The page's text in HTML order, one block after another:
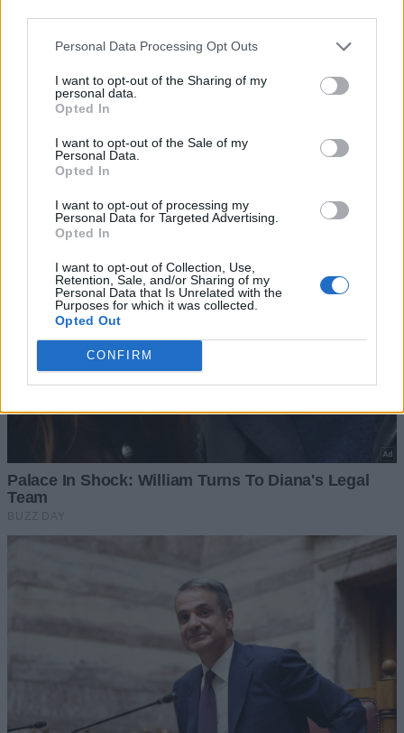
Personal Data Processing Opt Outs
I want to opt-out of the Sharing of my
personal data.
Opted In
I want to opt-out of the Sale of my
Personal Data.
Opted In
I want to opt-out of processing my
Personal Data for Targeted Advertising.
Opted In
I want to opt-out of Collection, Use,
Retention, Sale, and/or Sharing of my
Personal Data that Is Unrelated with the
Purposes for which it was collected.
Opted Out
CONFIRM